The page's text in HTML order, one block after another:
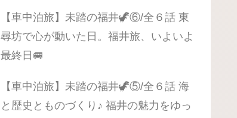
【車中泊旅】未踏の福井🦖⑥/全６話 東
尋坊で心が動いた日。福井旅、いよいよ
最終日🚐
【車中泊旅】未踏の福井🦖⑤/全６話 海
と歴史とものづくり♪ 福井の魅力をゆっ